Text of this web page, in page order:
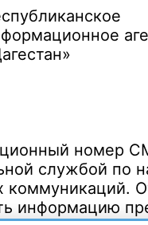
номер
службой по
коммуникаций.
информацию